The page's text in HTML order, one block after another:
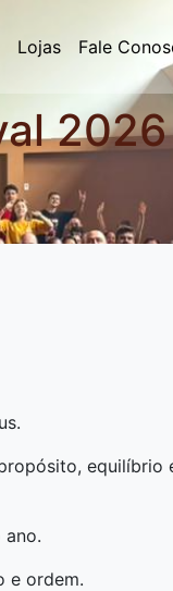
Lojas Fale
2026
equilíbrio
ano.
e ordem.